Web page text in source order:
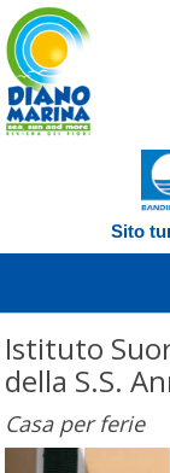
Sito
Istituto
della S.S.
Casa per ferie